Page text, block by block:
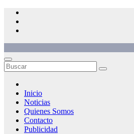
Saltar
contenido
Inicio
Noticias
Quienes Somos
Contacto
Publicidad